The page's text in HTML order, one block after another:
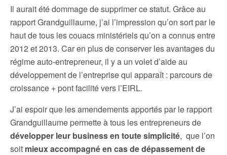
Il aurait été dommage de supprimer ce statut. Grâce au
rapport Grandguillaume, j’ai l’impression qu’on sort par le
haut de tous les couacs ministériels qu’on a connus entre
2012 et 2013. Car en plus de conserver les avantages du
régime auto-entrepreneur, il y a un volet d’aide au
développement de l’entreprise qui apparaît : parcours de
croissance + pont facilité vers l’EIRL.
J’ai espoir que les amendements apportés par le rapport
Grandguillaume permette à tous les entrepreneurs de
développer leur business en toute simplicité, que l’on
soit mieux accompagné en cas de dépassement de